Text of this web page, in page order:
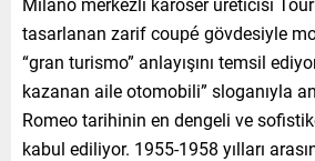
tasarlanan zarif coupé gövdesiyle
“gran turismo” anlayışını temsil
kazanan aile otomobili” sloganıyla
Romeo tarihinin en dengeli ve
kabul ediliyor. 1955-1958 yılları